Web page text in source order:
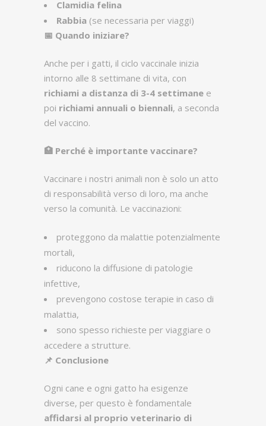
Clamidia felina
Rabbia (se necessaria per viaggi)
📅 Quando iniziare?
Anche per i gatti, il ciclo vaccinale inizia
intorno alle 8 settimane di vita, con
richiami a distanza di 3-4 settimane e
poi richiami annuali o biennali, a seconda
del vaccino.
🏥 Perché è importante vaccinare?
Vaccinare i nostri animali non è solo un atto
di responsabilità verso di loro, ma anche
verso la comunità. Le vaccinazioni:
proteggono da malattie potenzialmente
mortali,
riducono la diffusione di patologie
infettive,
prevengono costose terapie in caso di
malattia,
sono spesso richieste per viaggiare o
accedere a strutture.
📌 Conclusione
Ogni cane e ogni gatto ha esigenze
diverse, per questo è fondamentale
affidarsi al proprio veterinario di